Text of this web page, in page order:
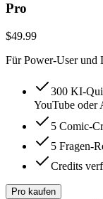
Pro
$49.99
Für Power-User und
300 KI-
YouTube oder
5 Comic-
5 Fragen-
Credits
Pro kaufen